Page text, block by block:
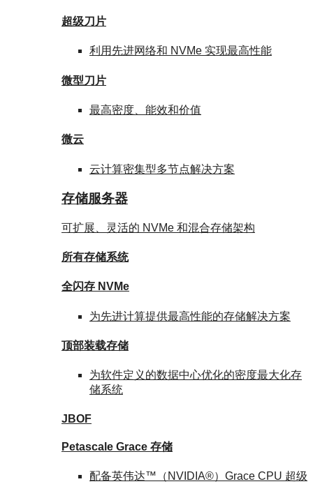
超级刀片
利用先进网络和 NVMe 实现最高性能
微型刀片
最高密度、能效和价值
微云
云计算密集型多节点解决方案
存储服务器
可扩展、灵活的 NVMe 和混合存储架构
所有存储系统
全闪存 NVMe
为先进计算提供最高性能的存储解决方案
顶部装载存储
为软件定义的数据中心优化的密度最大化存
储系统
JBOF
Petascale Grace 存储
配备英伟达™（NVIDIA®）Grace CPU 超级